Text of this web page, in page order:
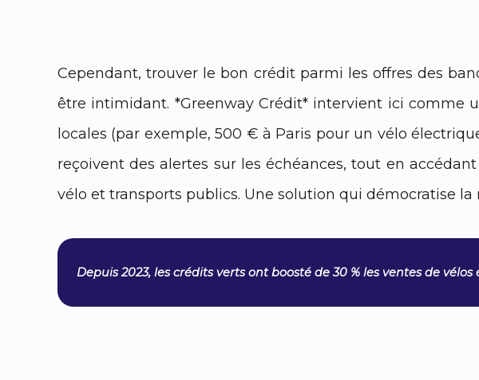
Cependant, trouver le bon crédit parmi les offres des
être intimidant. *Greenway Crédit* intervient ici comme
locales (par exemple, 500 € à Paris pour un vélo
reçoivent des alertes sur les échéances, tout en
vélo et transports publics. Une solution qui démocratise
Depuis 2023, les crédits verts ont boosté de 30 % les ventes de